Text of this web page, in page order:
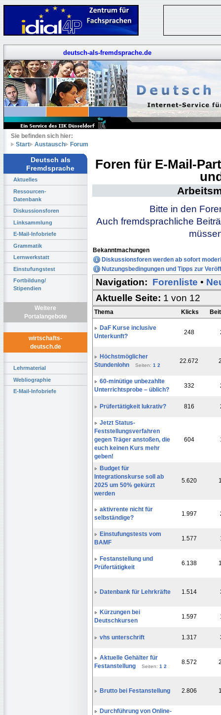
deutsch-als-fremdsprache.de
Sie befinden sich hier:
Start
Austausch Forum
Deutsch als
Fremdsprache
Aktuelles
Ressourcen-
Datenbank
Diskussionsforen
Linksammlung
E-Mail-Infobriefe
Grammatik
Lernwerkstatt
Einstufungstest
Fortbildung/
Stipendien
Weitere
Portalangebote
wirtschafts-
deutsch.de
Lehrmaterial
Webliographie
E-Mail-Infobriefe
Foren für E-Mail-
Bitte in den
Auch fremdsprachliche
Bekanntmachungen
Diskussionsforen werden ab sofort
Nutzungsbedingungen und Tipps zur
Navigation: Forenliste •
Aktuelle Seite: 1 von 12
Thema Klicks
DaF Kurse inclusive
Unterkunft?
248
Höchstmöglicher
Stundenlohn
Seiten: 1 2
22.672
60-minütige unbezahlte
Unterrichtsprobe – üblich?
332
Prüfertätigkeit lukrativ? 816
Jetzt Status-
Feststellungsverfahren
gegen Träger anstoßen, die
euch keinen Kurs mehr
geben!
604
Budget für
Integrationskurse soll ab
2025 um 50% gekürzt
werden
5.620
aktivrente nicht für
selbständige?
1.997
Einstufungstests vom
BAMF
1.577
Festanstellung und
Prüfertätigkeit
6.138
Datenbank für Lehrkräfte 1.514
Kürzungen bei
Deutschkursen
1.597
vhs unterschrift 1.317
Aktuelle Gehälter für
Festanstellung
Seiten: 1 2
8.572
Brutto bei Festanstellung 2.806
Durchführung von Online-